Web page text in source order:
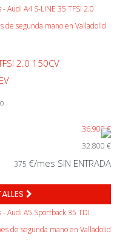
2.0 150CV
36.900 €
32.800 €
375 €/mes SIN ENTRADA